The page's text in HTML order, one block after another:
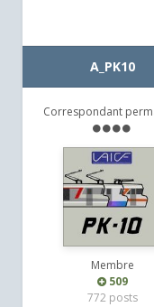
A_PK10
Correspondant
Membre
509
772 posts